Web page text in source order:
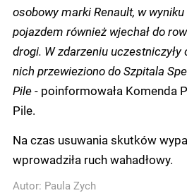
osobowy marki Renault, w
pojazdem również wjechał do
drogi. W zdarzeniu uczestniczyły
nich przewieziono do Szpitala
Pile- poinformowała Komenda
Pile.
Na czas usuwania skutków
wprowadziła ruch wahadłowy.
Autor: Paula Zych